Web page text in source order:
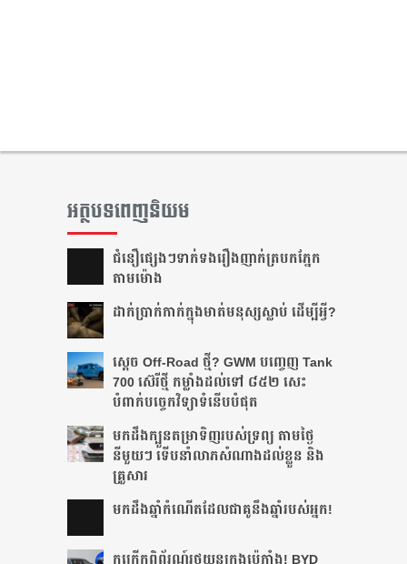
អត្ថបទពេញនិយម
ជំនឿ​ផ្សេងៗ​ទាក់ទង​រឿង​ញាក់​ត្របក​ភ្នែក​
តាម​ម៉ោង​
ដាក់​ប្រាក់​កាក់​ក្នុង​មាត់​មនុស្ស​ស្លាប់ ដើម្បី​អ្វី?
ស្តេច Off-Road ថ្មី? GWM បញ្ចេញ Tank
700 ស៊េរីថ្មី កម្លាំងដល់ទៅ ៨៥២ សេះ
បំពាក់បច្ចេកវិទ្យាទំនើបបំផុត
មកដឹងក្បួនតម្រាទិញរបស់ទ្រព្យ តាមថ្ងៃ
នីមួយៗ ទើបនាំលាភសំណាងដល់ខ្លួន និង
គ្រួសារ
មក​ដឹងឆ្នាំ​កំណើត​ដែល​ជា​គូ​នឹង​ឆ្នាំ​របស់​អ្នក!​
កក្រើកពិព័រណ៍រថយន្តក្រុងប៉េកាំង! BYD